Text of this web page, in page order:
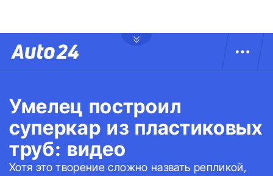
Умелец построил
суперкар из пластиковых
труб: видео
Хотя это творение сложно назвать репликой,